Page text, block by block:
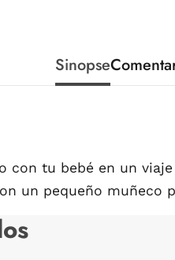
Sinopse
con tu bebé en un
un pequeño muñeco